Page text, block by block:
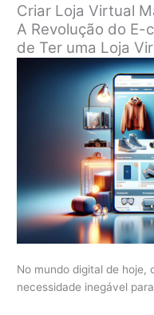
Criar Loja Virtual
A Revolução do E-
de Ter uma Loja
No mundo digital de hoje,
necessidade inegável